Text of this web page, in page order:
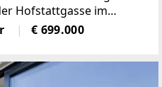
Hofstattgasse im
sich dieses
€ 699.000